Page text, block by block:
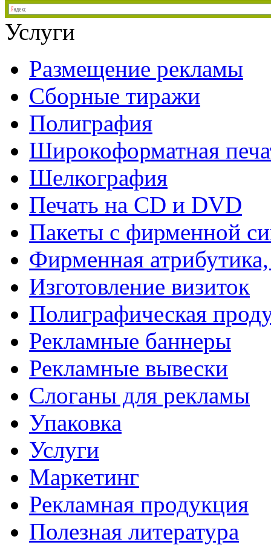
Услуги
Размещение рекламы
Сборные тиражи
Полиграфия
Широкоформатная
Шелкография
Печать на СD и DVD
Пакеты с фирменной
Фирменная
Изготовление визиток
Полиграфическая
Рекламные баннеры
Рекламные вывески
Слоганы для рекламы
Упаковка
Услуги
Маркетинг
Рекламная продукция
Полезная литература